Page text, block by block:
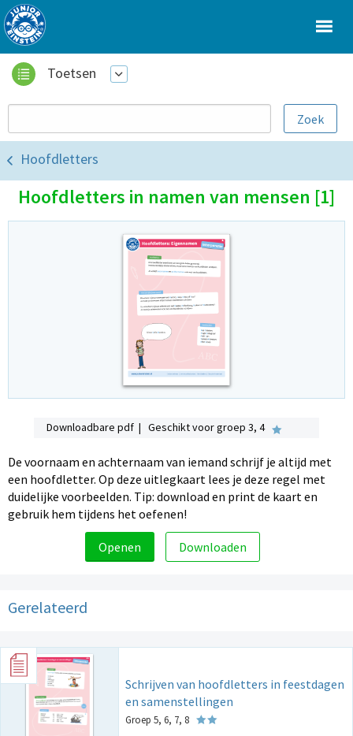
Toetsen
Hoofdletters
Hoofdletters in namen van mensen [1]
Downloadbare pdf | Geschikt voor groep 3, 4
De voornaam en achternaam van iemand schrijf je altijd met
een hoofdletter. Op deze uitlegkaart lees je deze regel met
duidelijke voorbeelden. Tip: download en print de kaart en
gebruik hem tijdens het oefenen!
Openen Downloaden
Gerelateerd
Schrijven van hoofdletters in feestdagen
en samenstellingen
Groep 5, 6, 7, 8